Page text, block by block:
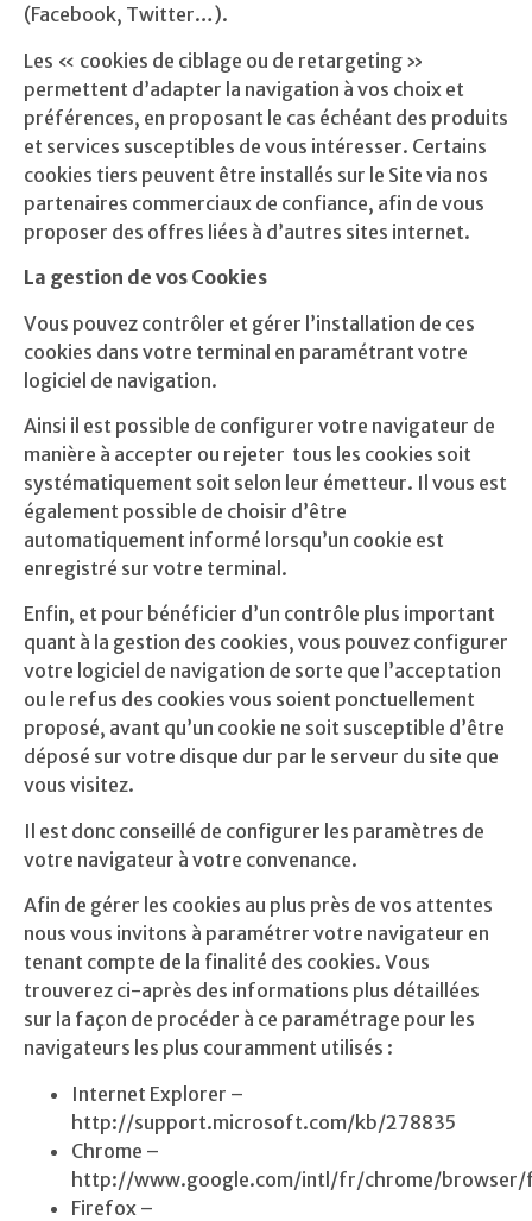
(Facebook, Twitter…).
Les « cookies de ciblage ou de retargeting »
permettent d’adapter la navigation à vos choix et
préférences, en proposant le cas échéant des produits
et services susceptibles de vous intéresser. Certains
cookies tiers peuvent être installés sur le Site via nos
partenaires commerciaux de confiance, afin de vous
proposer des offres liées à d’autres sites internet.
La gestion de vos Cookies
Vous pouvez contrôler et gérer l’installation de ces
cookies dans votre terminal en paramétrant votre
logiciel de navigation.
Ainsi il est possible de configurer votre navigateur de
manière à accepter ou rejeter tous les cookies soit
systématiquement soit selon leur émetteur. Il vous est
également possible de choisir d’être
automatiquement informé lorsqu’un cookie est
enregistré sur votre terminal.
Enfin, et pour bénéficier d’un contrôle plus important
quant à la gestion des cookies, vous pouvez configurer
votre logiciel de navigation de sorte que l’acceptation
ou le refus des cookies vous soient ponctuellement
proposé, avant qu’un cookie ne soit susceptible d’être
déposé sur votre disque dur par le serveur du site que
vous visitez.
Il est donc conseillé de configurer les paramètres de
votre navigateur à votre convenance.
Afin de gérer les cookies au plus près de vos attentes
nous vous invitons à paramétrer votre navigateur en
tenant compte de la finalité des cookies. Vous
trouverez ci-après des informations plus détaillées
sur la façon de procéder à ce paramétrage pour les
navigateurs les plus couramment utilisés :
Internet Explorer –
http://support.microsoft.com/kb/278835
Chrome –
http://www.google.com/intl/fr/chrome/browser/
Firefox –